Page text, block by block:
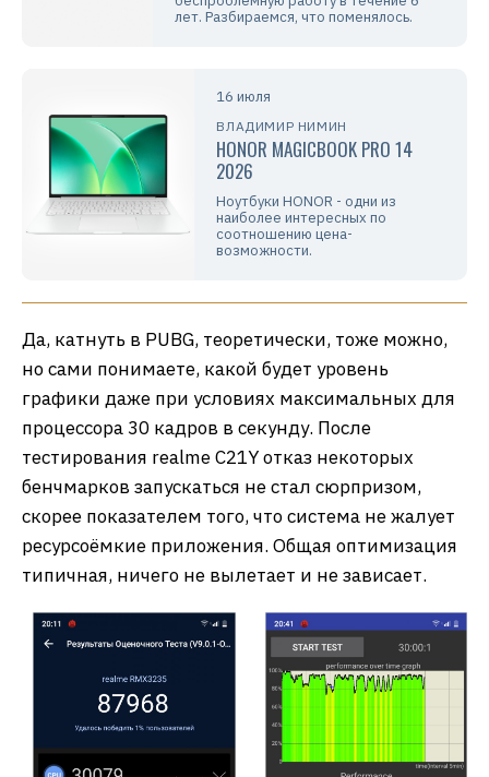
лет. Разбираемся, что поменялось.
16 июля
ВЛАДИМИР НИМИН
HONOR MAGICBOOK PRO 14
2026
Ноутбуки HONOR - одни из
наиболее интересных по
соотношению цена-
возможности.
Да, катнуть в PUBG, теоретически, тоже можно,
но сами понимаете, какой будет уровень
графики даже при условиях максимальных для
процессора 30 кадров в секунду. После
тестирования realme C21Y отказ некоторых
бенчмарков запускаться не стал сюрпризом,
скорее показателем того, что система не жалует
ресурсоёмкие приложения. Общая оптимизация
типичная, ничего не вылетает и не зависает.